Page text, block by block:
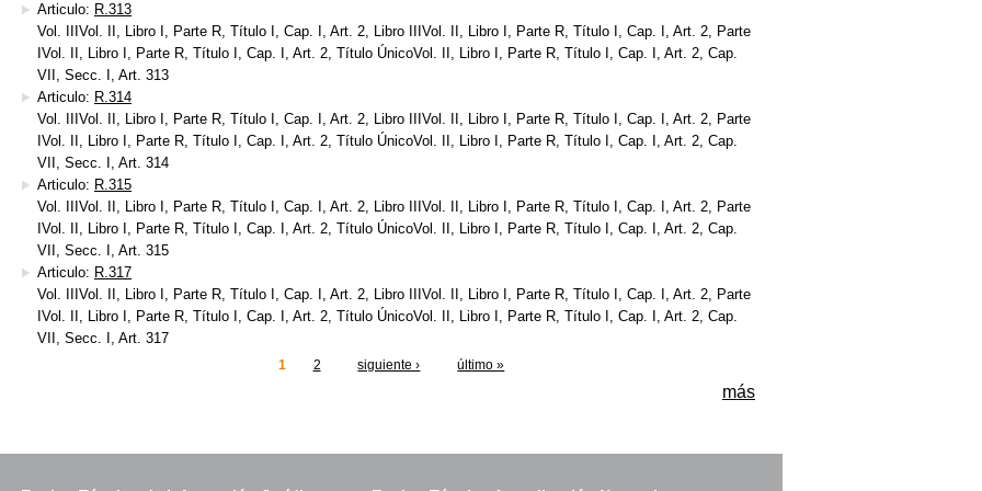
Articulo: R.313
Vol. IIIVol. II, Libro I, Parte R, Título I, Cap. I, Art. 2, Libro IIIVol. II, Libro I, Parte R, Título I, Cap. I, Art. 2, Parte
IVol. II, Libro I, Parte R, Título I, Cap. I, Art. 2, Título ÚnicoVol. II, Libro I, Parte R, Título I, Cap. I, Art. 2, Cap.
VII, Secc. I, Art. 313
Articulo: R.314
Vol. IIIVol. II, Libro I, Parte R, Título I, Cap. I, Art. 2, Libro IIIVol. II, Libro I, Parte R, Título I, Cap. I, Art. 2, Parte
IVol. II, Libro I, Parte R, Título I, Cap. I, Art. 2, Título ÚnicoVol. II, Libro I, Parte R, Título I, Cap. I, Art. 2, Cap.
VII, Secc. I, Art. 314
Articulo: R.315
Vol. IIIVol. II, Libro I, Parte R, Título I, Cap. I, Art. 2, Libro IIIVol. II, Libro I, Parte R, Título I, Cap. I, Art. 2, Parte
IVol. II, Libro I, Parte R, Título I, Cap. I, Art. 2, Título ÚnicoVol. II, Libro I, Parte R, Título I, Cap. I, Art. 2, Cap.
VII, Secc. I, Art. 315
Articulo: R.317
Vol. IIIVol. II, Libro I, Parte R, Título I, Cap. I, Art. 2, Libro IIIVol. II, Libro I, Parte R, Título I, Cap. I, Art. 2, Parte
IVol. II, Libro I, Parte R, Título I, Cap. I, Art. 2, Título ÚnicoVol. II, Libro I, Parte R, Título I, Cap. I, Art. 2, Cap.
VII, Secc. I, Art. 317
1 2 siguiente › último »
más